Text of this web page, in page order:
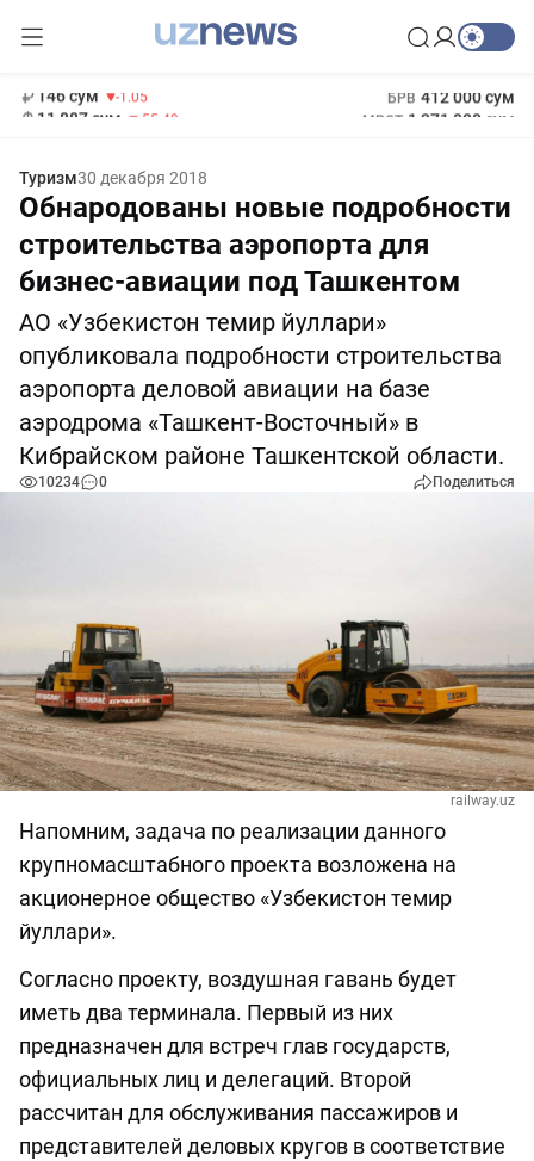
11 887 сум -55.49 МРОТ 1 271 000 сум
Туризм30 декабря 2018
Обнародованы новые подробности
строительства аэропорта для
бизнес-авиации под Ташкентом
АО «Узбекистон темир йуллари»
опубликовала подробности строительства
аэропорта деловой авиации на базе
аэродрома «Ташкент-Восточный» в
Кибрайском районе Ташкентской области.
10234 0 Поделиться
railway.uz
Напомним, задача по реализации данного
крупномасштабного проекта возложена на
aкционерное общество «Узбекистон темир
йуллари».
Согласно проекту, воздушная гавань будет
иметь два терминала. Первый из них
предназначен для встреч глав государств,
официальных лиц и делегаций. Второй
рассчитан для обслуживания пассажиров и
представителей деловых кругов в соответствие